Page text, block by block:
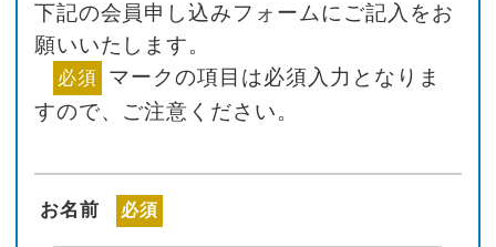
下記の会員申し込みフォームにご記入をお
願いいたします。
必須 マークの項目は必須入力となりま
すので、ご注意ください。
お名前 必須